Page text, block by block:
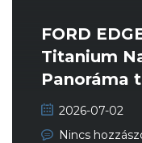
FORD
Titanium
Panoráma
2026-07-02
Nincs